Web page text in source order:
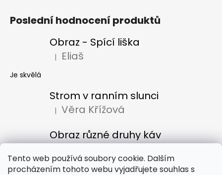
Tento web používá soubory cookie. Dalším
procházením tohoto webu vyjadřujete souhlas s
Poslední hodnocení produktů
Obraz - Spící liška
Hodnocení produktu je 5 z 5 hvězdiček.
| Eliaš
Je skvělá
Strom v ranním slunci
Hodnocení produktu je 5 z 5 hvězdiček.
| Věra Křížová
Obraz různé druhy káv
Hodnocení produktu je 5 z 5 hvězdiček.